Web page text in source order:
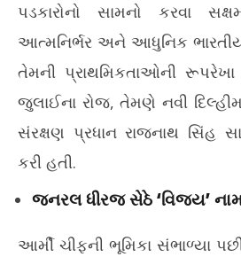
પડકારોનો સામનો કરવા
આત્મનિર્ભર અને આધુનિક ભારતીય
તેમની પ્રાથમિકતાઓની
જુલાઈના રોજ, તેમણે નવી
સંરક્ષણ પ્રધાન રાજનાથ સિંહ
કરી હતી.
જનરલ ધીરજ સેઠે ‘વિજય’
આર્મી ચીફની ભૂમિકા સંભાળ્યા